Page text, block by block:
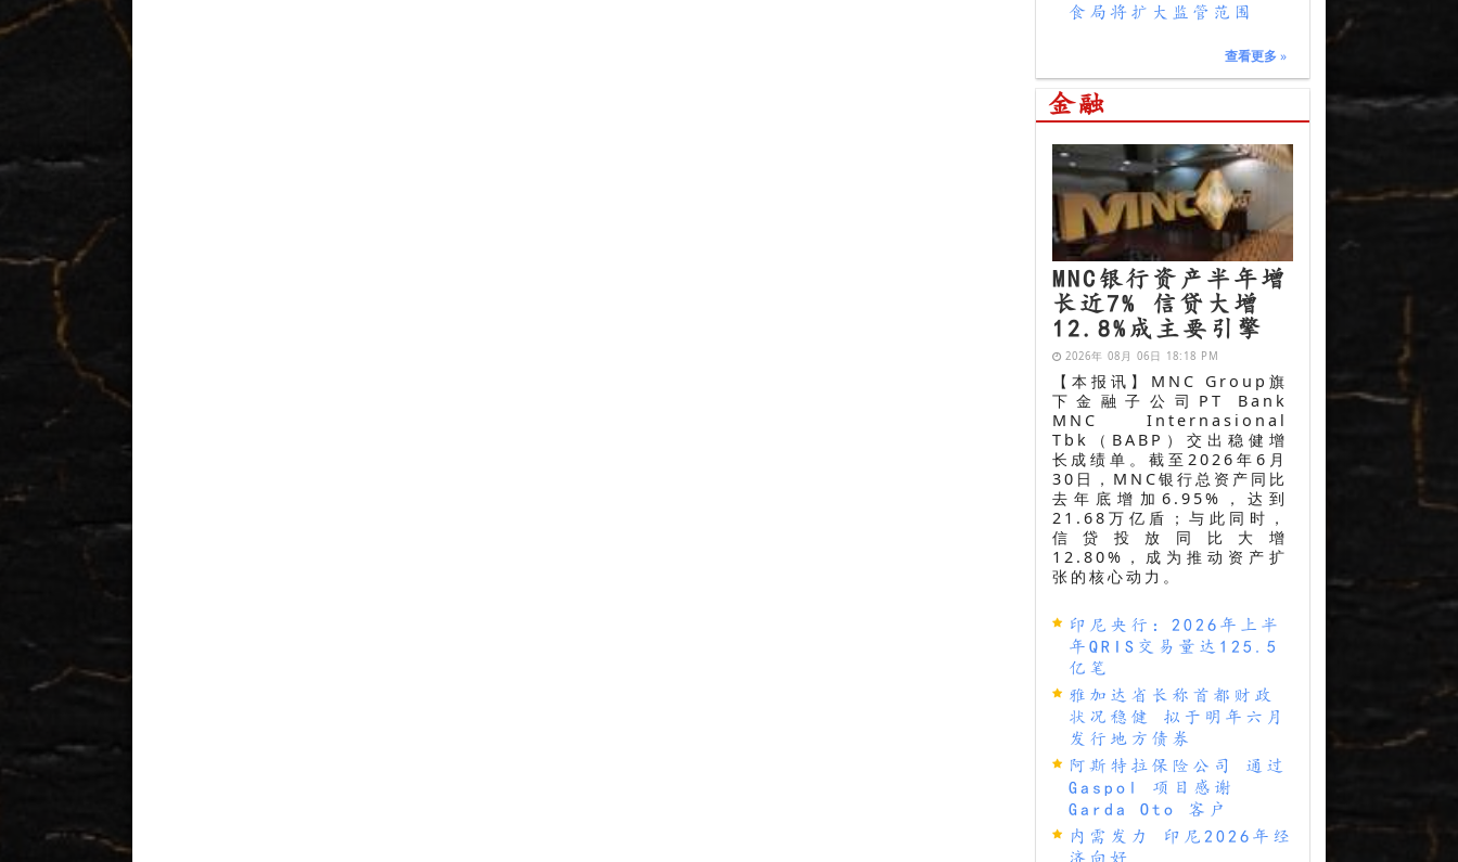
食局将扩大监管范围
查看更多 »
金融
MNC银行资产半年增
长近7% 信贷大增
12.8%成主要引擎
2026年 08月 06日 18:18 PM
【本报讯】MNC Group旗
下金融子公司PT Bank
MNC Internasional
Tbk（BABP）交出稳健增
长成绩单。截至2026年6月
30日，MNC银行总资产同比
去年底增加6.95%，达到
21.68万亿盾；与此同时，
信贷投放同比大增
12.80%，成为推动资产扩
张的核心动力。
印尼央行：2026年上半
年QRIS交易量达125.5
亿笔
雅加达省长称首都财政
状况稳健 拟于明年六月
发行地方债券
阿斯特拉保险公司 通过
Gaspol 项目感谢
Garda Oto 客户
内需发力 印尼2026年经
济向好